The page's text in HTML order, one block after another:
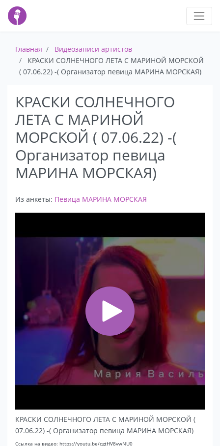
Главная
Видеозаписи артистов
КРАСКИ СОЛНЕЧНОГО ЛЕТА С МАРИНОЙ МОРСКОЙ
( 07.06.22) -( Организатор певица МАРИНА МОРСКАЯ)
КРАСКИ СОЛНЕЧНОГО
ЛЕТА С МАРИНОЙ
МОРСКОЙ ( 07.06.22) -(
Организатор певица
МАРИНА МОРСКАЯ)
Из анкеты: Певица МАРИНА МОРСКАЯ
КРАСКИ СОЛНЕЧНОГО ЛЕТА С МАРИНОЙ МОРСКОЙ (
07.06.22) -( Организатор певица МАРИНА МОРСКАЯ)
Ссылка на видео: https://youtu.be/cgtHV8vwNU0